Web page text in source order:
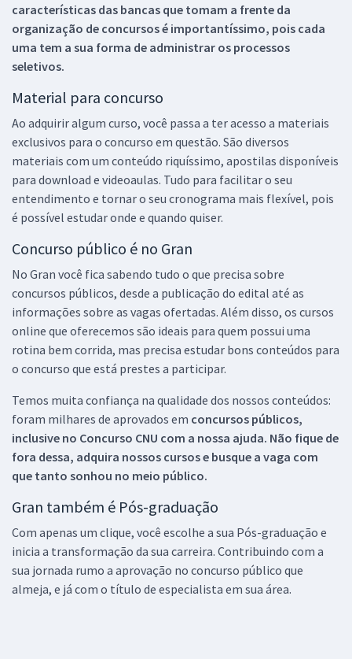
características das bancas que tomam a frente da
organização de concursos é importantíssimo, pois cada
uma tem a sua forma de administrar os processos
seletivos.
Material para concurso
Ao adquirir algum curso, você passa a ter acesso a materiais
exclusivos para o concurso em questão. São diversos
materiais com um conteúdo riquíssimo, apostilas disponíveis
para download e videoaulas. Tudo para facilitar o seu
entendimento e tornar o seu cronograma mais flexível, pois
é possível estudar onde e quando quiser.
Concurso público é no Gran
No Gran você fica sabendo tudo o que precisa sobre
concursos públicos, desde a publicação do edital até as
informações sobre as vagas ofertadas. Além disso, os cursos
online que oferecemos são ideais para quem possui uma
rotina bem corrida, mas precisa estudar bons conteúdos para
o concurso que está prestes a participar.
Temos muita confiança na qualidade dos nossos conteúdos:
foram milhares de aprovados em concursos públicos,
inclusive no Concurso CNU com a nossa ajuda. Não fique de
fora dessa, adquira nossos cursos e busque a vaga com
que tanto sonhou no meio público.
Gran também é Pós-graduação
Com apenas um clique, você escolhe a sua Pós-graduação e
inicia a transformação da sua carreira. Contribuindo com a
sua jornada rumo a aprovação no concurso público que
almeja, e já com o título de especialista em sua área.